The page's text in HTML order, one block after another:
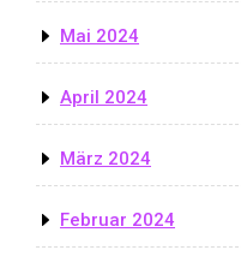
Mai 2024
April 2024
März 2024
Februar 2024